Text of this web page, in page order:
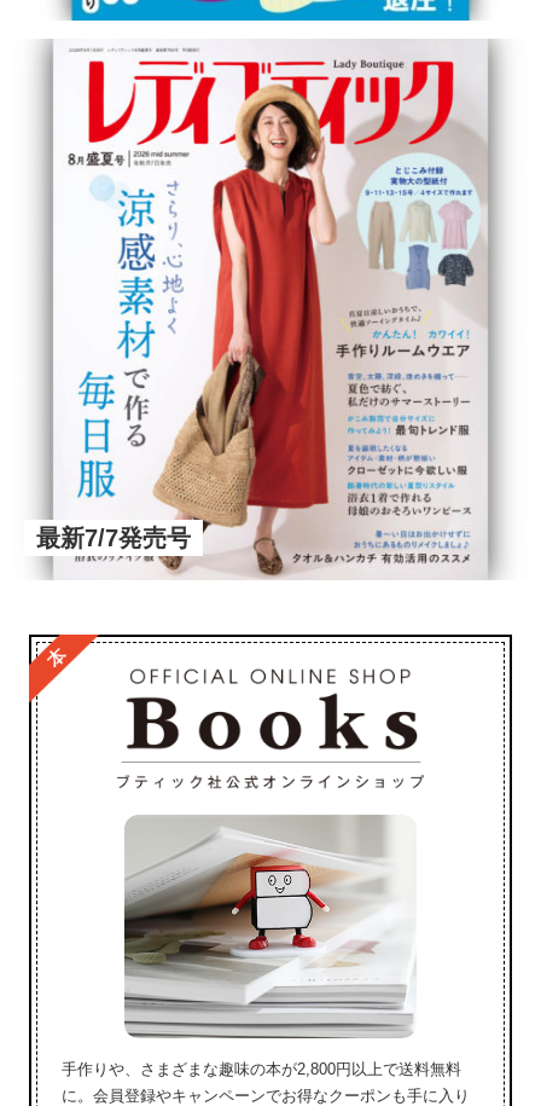
最新7/7発売号
手作りや、さまざまな趣味の本が2,800円以上で送料無料
に。会員登録やキャンペーンでお得なクーポンも手に入り